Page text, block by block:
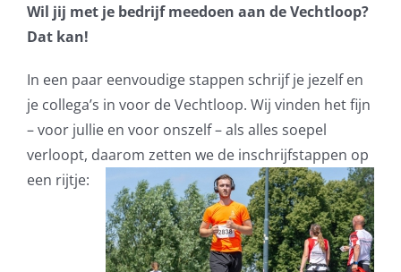
Wil jij met je bedrijf meedoen aan de Vechtloop?
Dat kan!
In een paar eenvoudige stappen schrijf je jezelf en
je collega’s in voor de Vechtloop. Wij vinden het fijn
– voor jullie en voor onszelf – als alles soepel
verloopt, daarom zetten we de inschrijfstappen op
een rijtje: